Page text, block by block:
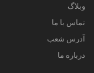
وبلاگ
تماس با ما
آدرس شعب
درباره ما